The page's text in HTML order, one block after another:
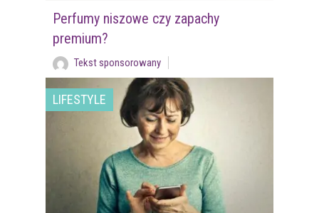
Perfumy niszowe czy zapachy
premium?
Tekst sponsorowany
LIFESTYLE